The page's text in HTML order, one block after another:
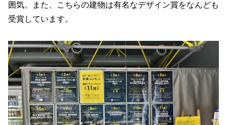
囲気。また、こちらの建物は有名なデザイン賞をなんども
受賞しています。